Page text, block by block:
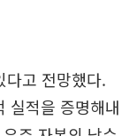
다고 전망했다.
실적을 증명해내